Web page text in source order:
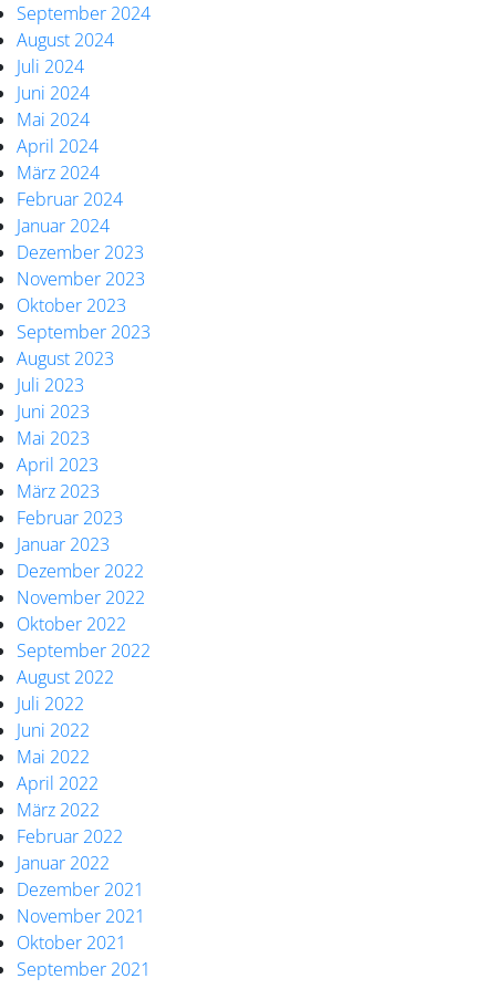
September 2024
August 2024
Juli 2024
Juni 2024
Mai 2024
April 2024
März 2024
Februar 2024
Januar 2024
Dezember 2023
November 2023
Oktober 2023
September 2023
August 2023
Juli 2023
Juni 2023
Mai 2023
April 2023
März 2023
Februar 2023
Januar 2023
Dezember 2022
November 2022
Oktober 2022
September 2022
August 2022
Juli 2022
Juni 2022
Mai 2022
April 2022
März 2022
Februar 2022
Januar 2022
Dezember 2021
November 2021
Oktober 2021
September 2021